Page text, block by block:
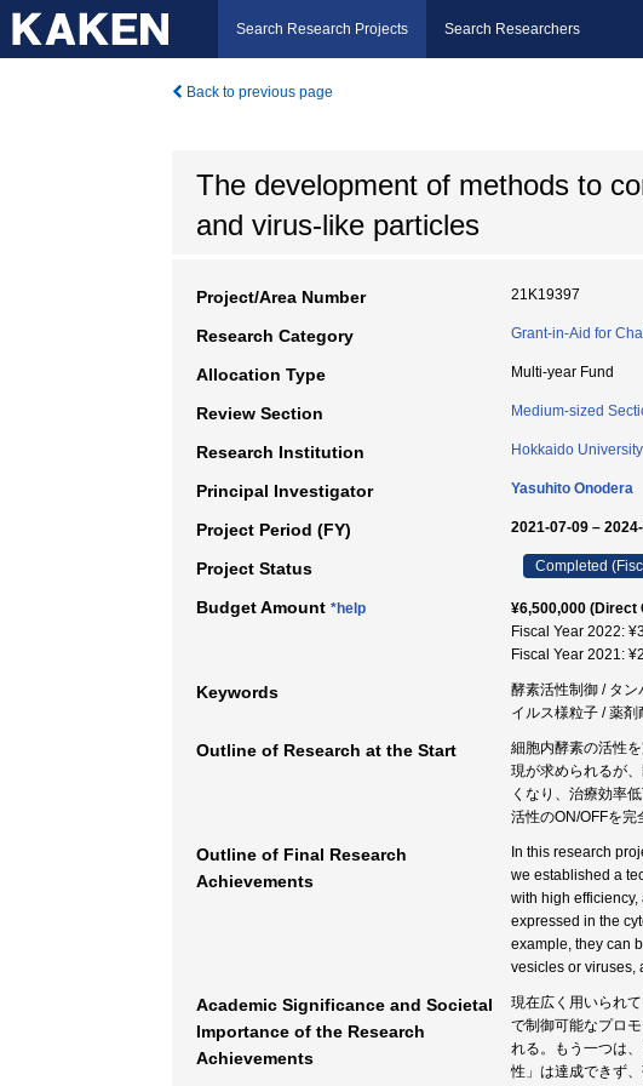
Search Research Projects Search Researchers
Back to previous page
The development of methods to
and virus-like particles
Project/Area Number 21K19397
Research Category Grant-in-Aid for
Allocation Type Multi-year Fund
Review Section Medium-sized
Research Institution Hokkaido University
Principal Investigator Yasuhito Onodera
Project Period (FY) 2021-07-09 –
Project Status Completed
Budget Amount *help
¥6,500,000 (Direct
Fiscal Year 2022:
Fiscal Year 2021:
Keywords
酵素活性制御 / タ
イルス様粒子 / 薬
Outline of Research at the Start
細胞内酵素の活性
現が求められるが
くなり、治療効率
活性のON/OFFを完
Outline of Final Research
Achievements
In this research
we established a
with high
expressed in the
example, they can
vesicles or viruses,
Academic Significance and Societal
Importance of the Research
Achievements
現在広く用いられ
で制御可能なプロ
れる。もう一つは
性」は達成できず